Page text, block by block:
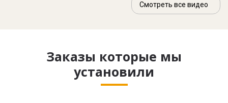
Смотреть все видео
Заказы которые мы
установили